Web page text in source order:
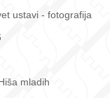
ustavi - fotografija
mladih